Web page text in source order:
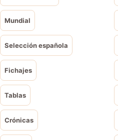
Mundial
Selección española
Fichajes
Tablas
Crónicas